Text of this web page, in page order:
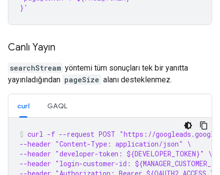
}'
Canlı Yayın
searchStream yöntemi tüm sonuçları tek bir yanıtta
yayınladığından pageSize alanı desteklenmez.
curl GAQL
curl -f --request POST "https://
--header "Content-Type: application/json" \
--header "developer-token: ${DEVELOPER_TOKEN}" \
--header "login-customer-id: